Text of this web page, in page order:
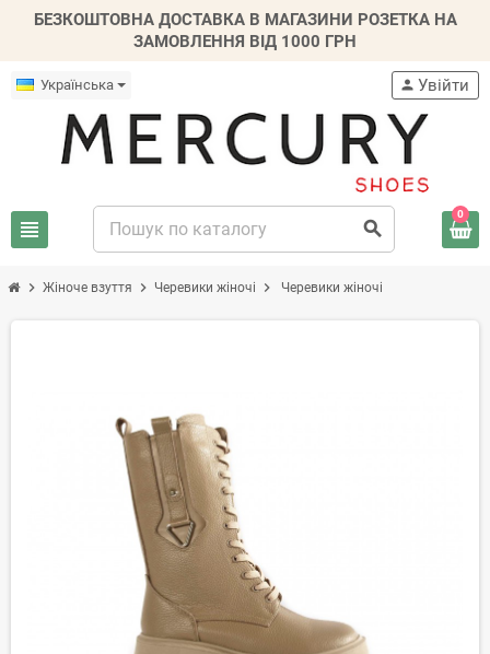
БЕЗКОШТОВНА ДОСТАВКА В МАГАЗИНИ РОЗЕТКА НА
ЗАМОВЛЕННЯ ВІД 1000 ГРН
Українська
view_headline search
person Увійти
0
chevron_right Жіноче взуття chevron_right Черевики жіночі chevron_right Черевики жіночі